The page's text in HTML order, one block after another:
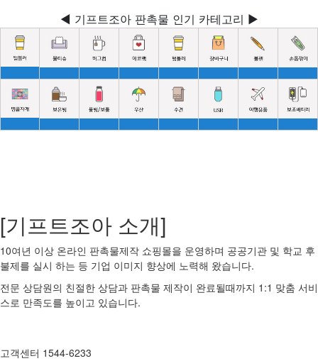
◀ 기프트조아 판촉물 인기 카테고리 ▶
[기프트조아 소개]
10여년 이상 온라인 판촉물제작 쇼핑몰을 운영하며 공공기관 및 학교 후
불제를 실시 하는 등 기업 이미지 향상에 노력해 왔습니다.
전문 상담원의 친절한 상담과 판촉물 제작이 완료될때까지 1:1 맞춤 서비
스로 만족도를 높이고 있습니다.
고객센터 1544-6233